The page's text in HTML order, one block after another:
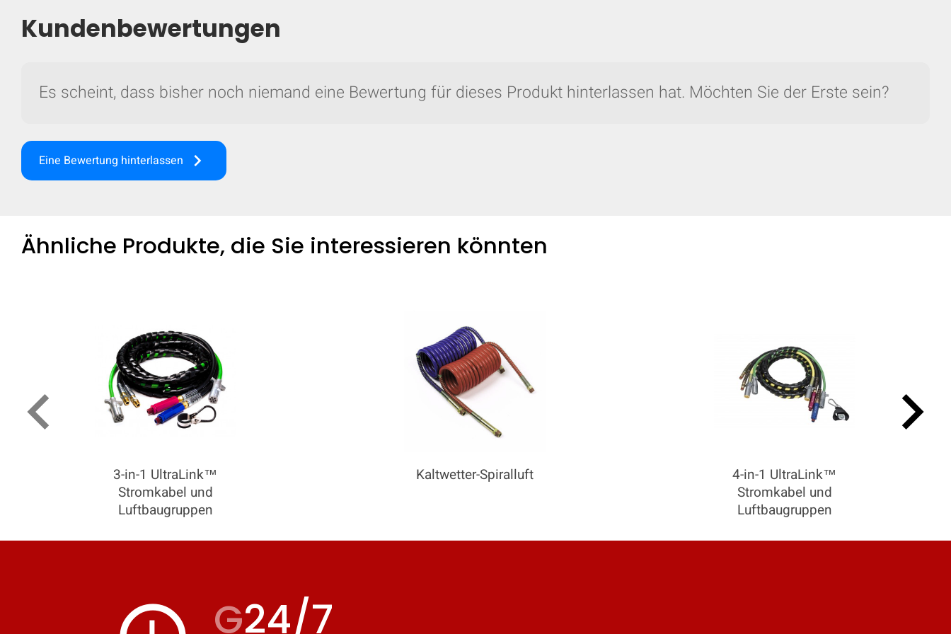
Kundenbewertungen
Es scheint, dass bisher noch niemand eine Bewertung für dieses Produkt hinterlassen hat. Möchten Sie der Erste sein?
Eine Bewertung hinterlassen keyboard_arrow_right
Ähnliche Produkte, die Sie interessieren könnten
3-in-1 UltraLink™
Stromkabel und
Luftbaugruppen
Kaltwetter-Spiralluft
4-in-1 UltraLink™
Stromkabel und
Luftbaugruppen
keyboard_arrow_left keyboard_arrow_right
G24/7